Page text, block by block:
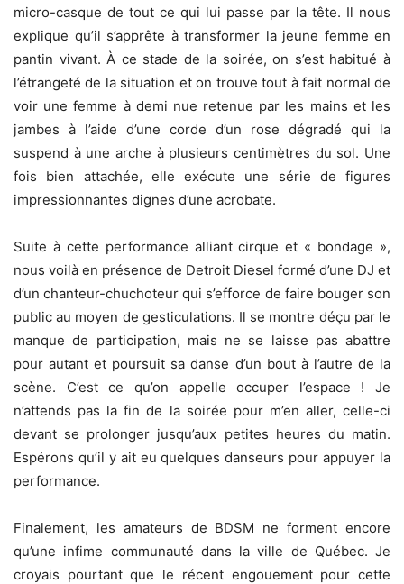
micro-casque de tout ce qui lui passe par la tête. Il nous
explique qu’il s’apprête à transformer la jeune femme en
pantin vivant. À ce stade de la soirée, on s’est habitué à
l’étrangeté de la situation et on trouve tout à fait normal de
voir une femme à demi nue retenue par les mains et les
jambes à l’aide d’une corde d’un rose dégradé qui la
suspend à une arche à plusieurs centimètres du sol. Une
fois bien attachée, elle exécute une série de figures
impressionnantes dignes d’une acrobate.
Suite à cette performance alliant cirque et « bondage »,
nous voilà en présence de Detroit Diesel formé d’une DJ et
d’un chanteur-chuchoteur qui s’efforce de faire bouger son
public au moyen de gesticulations. Il se montre déçu par le
manque de participation, mais ne se laisse pas abattre
pour autant et poursuit sa danse d’un bout à l’autre de la
scène. C’est ce qu’on appelle occuper l’espace ! Je
n’attends pas la fin de la soirée pour m’en aller, celle-ci
devant se prolonger jusqu’aux petites heures du matin.
Espérons qu’il y ait eu quelques danseurs pour appuyer la
performance.
Finalement, les amateurs de BDSM ne forment encore
qu’une infime communauté dans la ville de Québec. Je
croyais pourtant que le récent engouement pour cette